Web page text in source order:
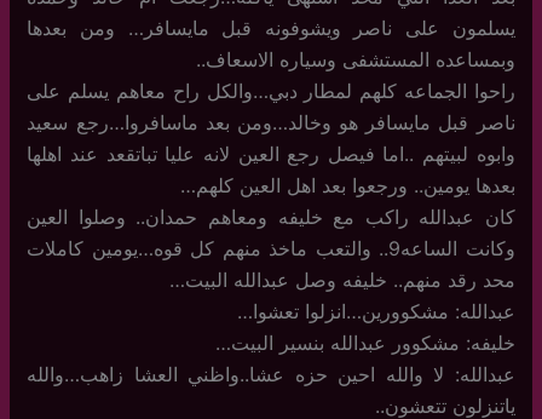
يسلمون على ناصر ويشوفونه قبل مايسافر… ومن بعدها
وبمساعده المستشفى وسياره الاسعاف..
راحوا الجماعه كلهم لمطار دبي…والكل راح معاهم يسلم على
ناصر قبل مايسافر هو وخالد…ومن بعد ماسافروا…رجع سعيد
وابوه لبيتهم ..اما فيصل رجع العين لانه عليا تباتقعد عند اهلها
بعدها يومين.. ورجعوا بعد اهل العين كلهم…
كان عبدالله راكب مع خليفه ومعاهم حمدان.. وصلوا العين
وكانت الساعه9.. والتعب ماخذ منهم كل قوه…يومين كاملات
محد رقد منهم.. خليفه وصل عبدالله البيت…
عبدالله: مشكوورين…انزلوا تعشوا…
خليفه: مشكوور عبدالله بنسير البيت…
عبدالله: لا والله احين حزه عشا..واظني العشا زاهب…والله
ياتنزلون تتعشون..